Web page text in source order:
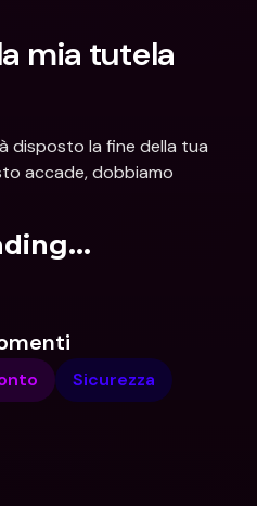
mia tutela
disposto la fine della tua
accade, dobbiamo
Sicurezza